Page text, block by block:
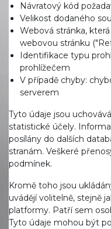
Návratový kód
Velikost dodaného
Webová stránka,
webovou stránku
Identifikace typu
prohlížečem
V případě chyby:
serverem
Tyto údaje jsou
statistické účely.
posílány do dalších
stranám. Veškeré
podmínek.
Kromě toho jsou
uvádějí volitelně, stejně
platformy. Patří sem
Tyto údaje mohou být